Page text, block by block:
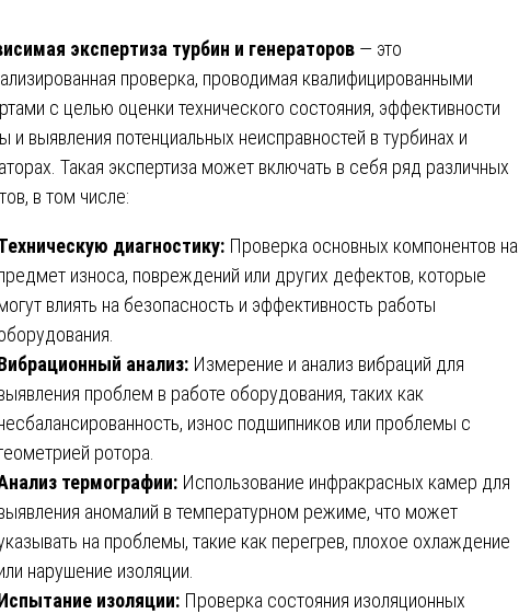
экспертиза турбин и генераторов — это
проверка, проводимая квалифицированными
с целью оценки технического состояния, эффективности
и выявления потенциальных неисправностей в турбинах и
Такая экспертиза может включать в себя ряд различных
в том числе:
диагностику: Проверка основных компонентов на
износа, повреждений или других дефектов, которые
влиять на безопасность и эффективность работы
анализ: Измерение и анализ вибраций для
проблем в работе оборудования, таких как
износ подшипников или проблемы с
ротора.
термографии: Использование инфракрасных камер для
аномалий в температурном режиме, что может
на проблемы, такие как перегрев, плохое охлаждение
нарушение изоляции.
изоляции: Проверка состояния изоляционных